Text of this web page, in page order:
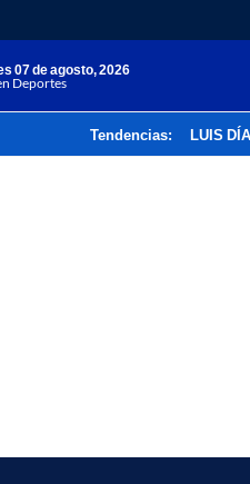
07 de agosto, 2026
Deportes
Tendencias: LUIS